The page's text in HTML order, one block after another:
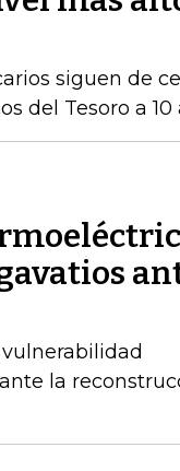
siguen de
del Tesoro a 10
la